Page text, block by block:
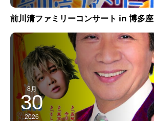
前川清ファミリーコンサート in 博多座
8月
30
2026